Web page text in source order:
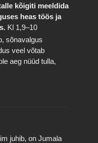
kõigiti meeldida
heas töös ja
Kl 1,9–10
sõnavalgus
veel võtab
aeg nüüd tulla,
juhib, on Jumala